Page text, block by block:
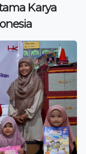
Karya